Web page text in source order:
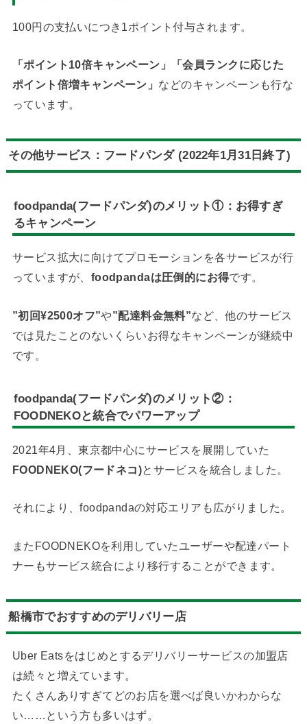
100円の支払いにつき1ポイント付与されます。
「ポイント10倍キャンペーン」「会員ランクに応じた
ポイント倍増キャンペーン」 などのキャンペーンも行な
っています。
その他サービス：フードパンダ (2022年1月31日終了)
foodpanda(フードパンダ)のメリット①：お得すぎ
るキャンペーン
サービス拡大に向けてプロモーションを各サービスが行
っていますが、 foodpandaは圧倒的にお得です。
”初回¥2500オフ”や”配達料金無料”など、他のサービス
では見たことのないくらいお得なキャンペーンが継続中
です。
foodpanda(フードパンダ)のメリット②：
FOODNEKOと統合でパワーアップ
2021年4月、東京都中心にサービスを展開していた
FOODNEKO(フードネコ)とサービスを統合しました。
それにより、foodpandaの対応エリアも広がりました。
またFOODNEKOを利用していたユーザーや配達パート
ナーもサービス統合により移行することができます。
船橋市でおすすめのデリバリー店
Uber Eatsをはじめとするデリバリーサービスの加盟店
は続々と増えています。
たくさんありすぎてどのお店を選べば良いかわからな
い……という方も多いはず。